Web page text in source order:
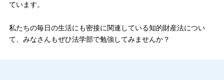
ています。
私たちの毎日の生活にも密接に関連している知的財産法につい
て、みなさんもぜひ法学部で勉強してみませんか？